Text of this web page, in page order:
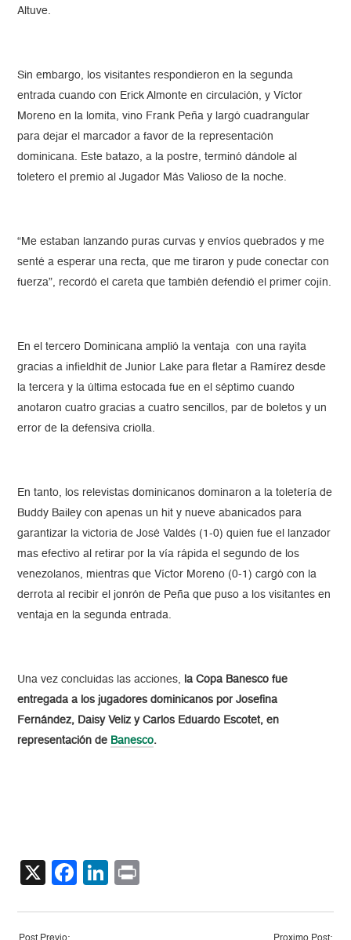
Altuve.
Sin embargo, los visitantes respondieron en la segunda
entrada cuando con Erick Almonte en circulación, y Víctor
Moreno en la lomita, vino Frank Peña y largó cuadrangular
para dejar el marcador a favor de la representación
dominicana. Este batazo, a la postre, terminó dándole al
toletero el premio al Jugador Más Valioso de la noche.
“Me estaban lanzando puras curvas y envíos quebrados y me
senté a esperar una recta, que me tiraron y pude conectar con
fuerza”, recordó el careta que también defendió el primer cojín.
En el tercero Dominicana amplió la ventaja con una rayita
gracias a infieldhit de Junior Lake para fletar a Ramírez desde
la tercera y la última estocada fue en el séptimo cuando
anotaron cuatro gracias a cuatro sencillos, par de boletos y un
error de la defensiva criolla.
En tanto, los relevistas dominicanos dominaron a la toletería de
Buddy Bailey con apenas un hit y nueve abanicados para
garantizar la victoria de José Valdés (1-0) quien fue el lanzador
mas efectivo al retirar por la vía rápida el segundo de los
venezolanos, mientras que Víctor Moreno (0-1) cargó con la
derrota al recibir el jonrón de Peña que puso a los visitantes en
ventaja en la segunda entrada.
Una vez concluidas las acciones,
la Copa Banesco fue
entregada a los jugadores dominicanos por Josefina
Fernández, Daisy Veliz y Carlos Eduardo Escotet, en
representación de Banesco.
X Facebook
LinkedIn